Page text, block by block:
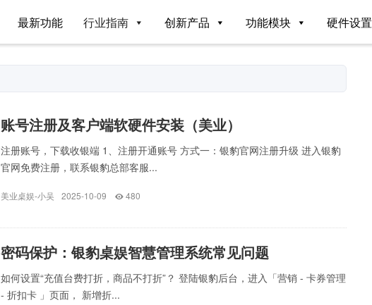
最新功能 行业指南 创新产品 功能模块 硬件设置
账号注册及客户端软硬件安装（美业）
注册账号，下载收银端 1、注册开通账号 方式一：银豹官网注册升级 进入银豹
官网免费注册，联系银豹总部客服...
美业桌娱-小吴 2025-10-09 480
密码保护：银豹桌娱智慧管理系统常见问题
如何设置“充值台费打折，商品不打折”？ 登陆银豹后台，进入「营销 - 卡券管理
- 折扣卡 」页面， 新增折...